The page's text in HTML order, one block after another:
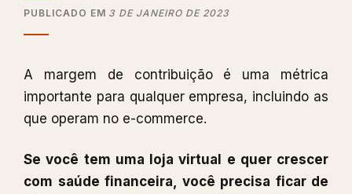
PUBLICADO EM 3 DE JANEIRO DE 2023
A margem de contribuição é uma métrica
importante para qualquer empresa, incluindo as
que operam no e-commerce.
Se você tem uma loja virtual e quer crescer
com saúde financeira, você precisa ficar de